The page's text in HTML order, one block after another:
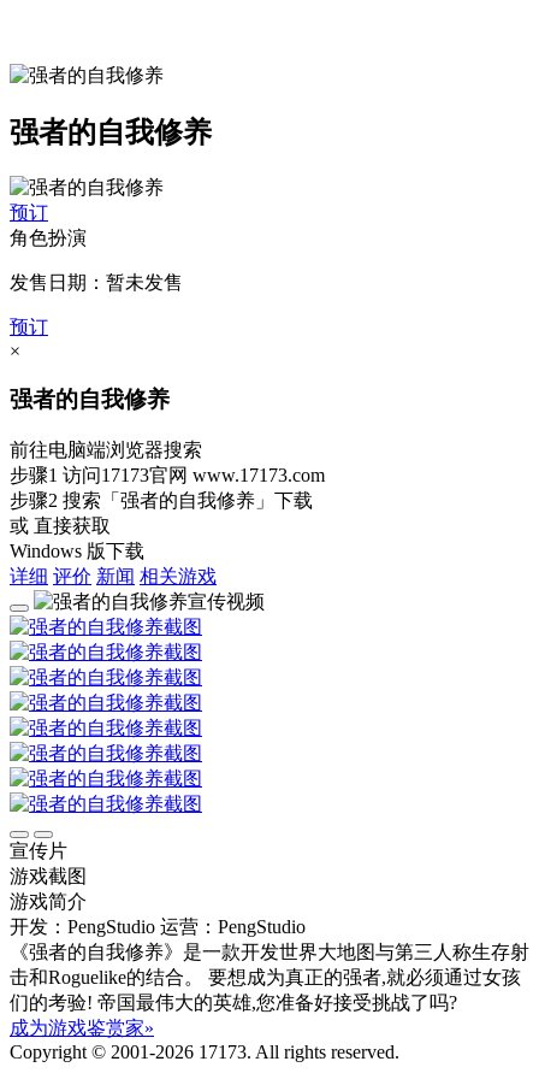
强者的自我修养
预订
角色扮演
发售日期：暂未发售
预订
×
强者的自我修养
前往电脑端浏览器搜索
步骤1 访问17173官网 www.17173.com
步骤2 搜索 「强者的自我修养」 下载
或 直接获取
Windows 版下载
详细 评价 新闻 相关游戏
宣传片
游戏截图
游戏简介
开发：PengStudio 运营：PengStudio
《强者的自我修养》是一款开发世界大地图与第三人称生存射
击和Roguelike的结合。 要想成为真正的强者,就必须通过女孩
们的考验! 帝国最伟大的英雄,您准备好接受挑战了吗?
成为游戏鉴赏家»
Copyright © 2001-2026 17173. All rights reserved.